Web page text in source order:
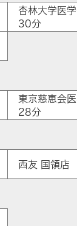
杏林大学医
30分
東京慈恵会
28分
西友 国領